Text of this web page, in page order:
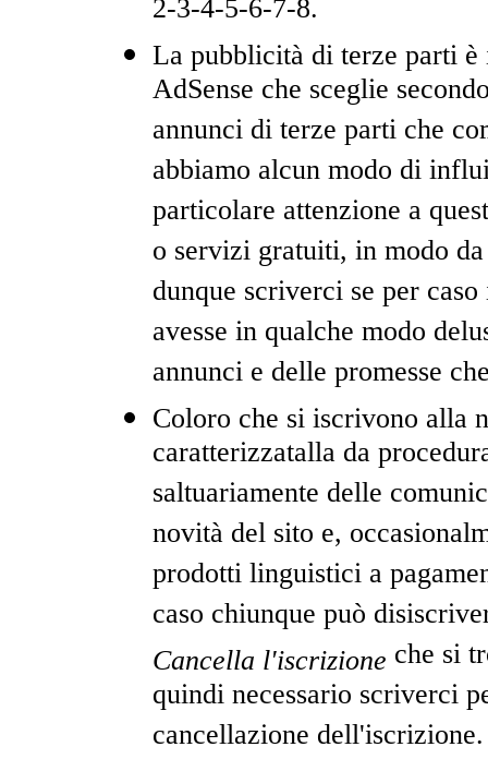
2-3-4-5-6-7-8.
La pubblicità di terze parti è
AdSense che sceglie
annunci di terze parti che
abbiamo alcun modo di
particolare attenzione a
o servizi gratuiti, in modo
dunque scriverci se per
avesse in qualche modo
annunci e delle promesse
Coloro che si iscrivono alla
caratterizzatalla da
saltuariamente delle
novità del sito e,
prodotti linguistici a
caso chiunque può
Cancella l'iscrizione che si
quindi necessario scriverci
cancellazione dell'iscrizione.